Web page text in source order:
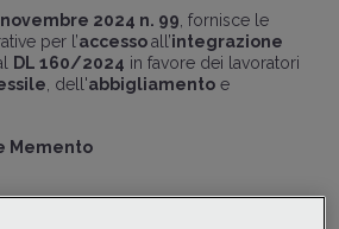
2024 n. 99 , fornisce le
per l’accessoall’integrazione
DL 160/2024 in favore dei lavoratori
, dell'abbigliamentoe
Memento